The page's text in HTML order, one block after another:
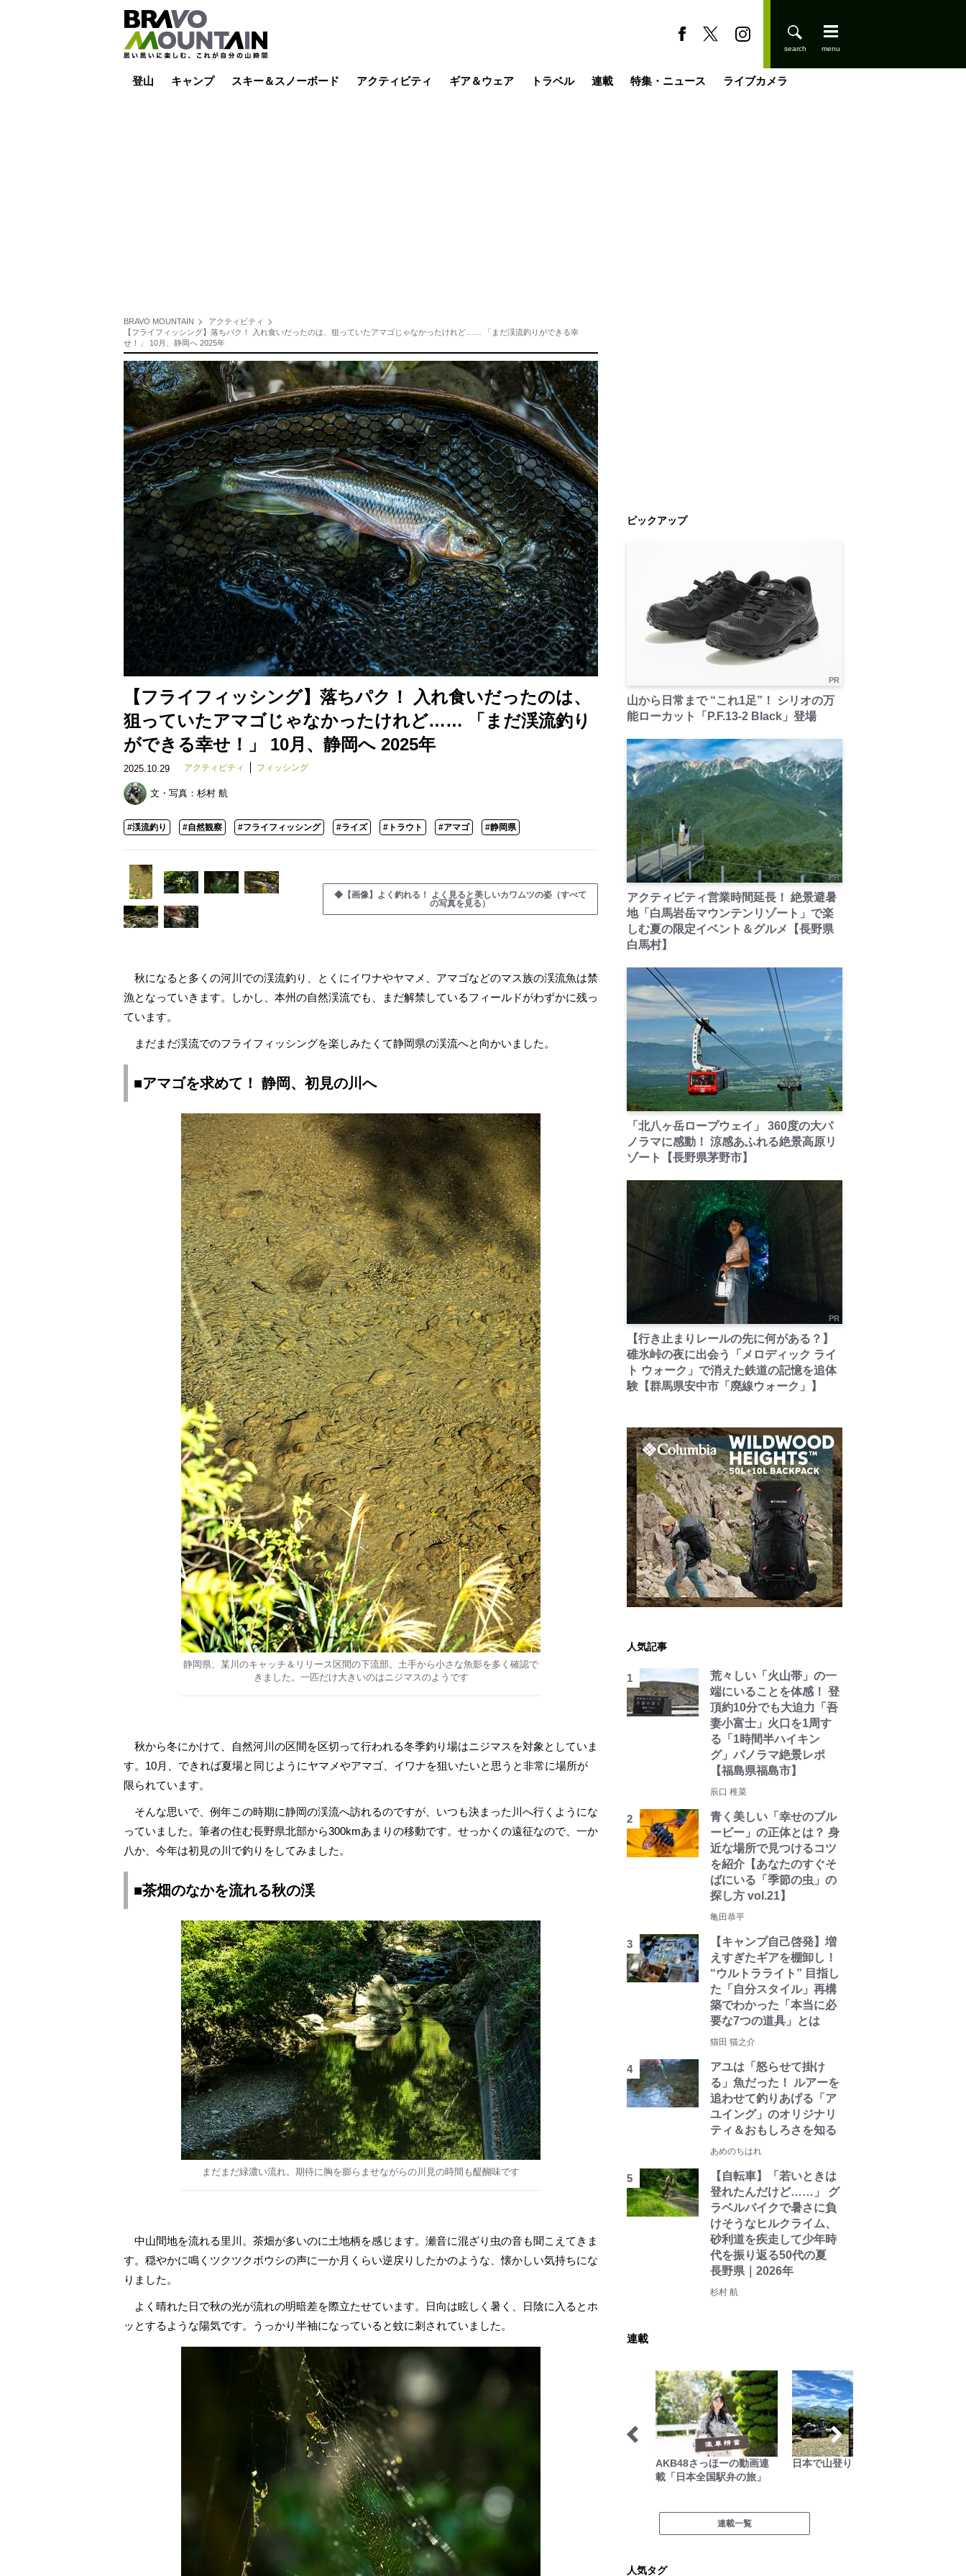
登山 キャンプ スキー＆スノーボード アクティビティ ギア＆ウェア トラベル 連載 特集・ニュース ライブカメラ
BRAVO MOUNTAIN
アクティビティ
【フライフィッシング】落ちパク！ 入れ食いだったのは、狙っていたアマゴじゃなかったけれど…… 「まだ渓流釣りができる幸
せ！」 10月、静岡へ 2025年
【フライフィッシング】落ちパク！ 入れ食いだったのは、
狙っていたアマゴじゃなかったけれど…… 「まだ渓流釣り
ができる幸せ！」 10月、静岡へ 2025年
2025.10.29 アクティビティ フィッシング
文・写真： 杉村 航
#渓流釣り #自然観察 #フライフィッシング #ライズ #トラウト #アマゴ #静岡県
◆【画像】よく釣れる！ よく見ると美しいカワムツの姿（すべて
の写真を見る）
秋になると多くの河川での渓流釣り、とくにイワナやヤマメ、アマゴなどのマス族の渓流魚は禁
漁となっていきます。しかし、本州の自然渓流でも、まだ解禁しているフィールドがわずかに残っ
ています。
まだまだ渓流でのフライフィッシングを楽しみたくて静岡県の渓流へと向かいました。
■アマゴを求めて！ 静岡、初見の川へ
静岡県、某川のキャッチ＆リリース区間の下流部。土手から小さな魚影を多く確認で
きました。一匹だけ大きいのはニジマスのようです
秋から冬にかけて、自然河川の区間を区切って行われる冬季釣り場はニジマスを対象としていま
す。10月、できれば夏場と同じようにヤマメやアマゴ、イワナを狙いたいと思うと非常に場所が
限られています。
そんな思いで、例年この時期に静岡の渓流へ訪れるのですが、いつも決まった川へ行くようにな
っていました。筆者の住む長野県北部から300kmあまりの移動です。せっかくの遠征なので、一か
八か、今年は初見の川で釣りをしてみました。
■茶畑のなかを流れる秋の渓
まだまだ緑濃い流れ。期待に胸を膨らませながらの川見の時間も醍醐味です
中山間地を流れる里川。茶畑が多いのに土地柄を感じます。瀬音に混ざり虫の音も聞こえてきま
す。穏やかに鳴くツクツクボウシの声に一か月くらい逆戻りしたかのような、懐かしい気持ちにな
りました。
よく晴れた日で秋の光が流れの明暗差を際立たせています。日向は眩しく暑く、日陰に入るとホ
ッとするような陽気です。うっかり半袖になっていると蚊に刺されていました。
ピックアップ
PR
山から日常まで “これ1足”！ シリオの万
能ローカット「P.F.13-2 Black」登場
PR
アクティビティ営業時間延長！ 絶景避暑
地「白馬岩岳マウンテンリゾート」で楽
しむ夏の限定イベント＆グルメ【長野県
白馬村】
PR
「北八ヶ岳ロープウェイ」 360度の大パ
ノラマに感動！ 涼感あふれる絶景高原リ
ゾート【長野県茅野市】
PR
【行き止まりレールの先に何がある？】
碓氷峠の夜に出会う「メロディック ライ
ト ウォーク」で消えた鉄道の記憶を追体
験【群馬県安中市「廃線ウォーク」】
人気記事
荒々しい「火山帯」の一
端にいることを体感！ 登
頂約10分でも大迫力「吾
妻小富士」火口を1周す
る「1時間半ハイキン
グ」パノラマ絶景レポ
【福島県福島市】
辰口 稚菜
青く美しい「幸せのブル
ービー」の正体とは？ 身
近な場所で見つけるコツ
を紹介【あなたのすぐそ
ばにいる「季節の虫」の
探し方 vol.21】
亀田恭平
【キャンプ自己啓発】増
えすぎたギアを棚卸し！
“ウルトラライト” 目指し
た「自分スタイル」再構
築でわかった「本当に必
要な7つの道具」とは
猫田 猫之介
アユは「怒らせて掛け
る」魚だった！ ルアーを
追わせて釣りあげる「ア
ユイング」のオリジナリ
ティ＆おもしろさを知る
あめのちはれ
【自転車】「若いときは
登れたんだけど……」 グ
ラベルバイクで暑さに負
けそうなヒルクライム、
砂利道を疾走して少年時
代を振り返る50代の夏
長野県｜2026年
杉村 航
連載
わたし、山小屋はじめます ブーツの国の街角で 日本で山登りはじめました 家族でソトアソビ
連載一覧
人気タグ